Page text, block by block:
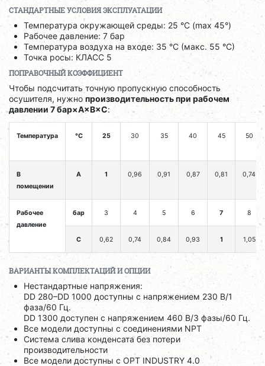
СТАНДАРТНЫЕ УСЛОВИЯ ЭКСПЛУАТАЦИИ
Температура окружающей среды: 25 °C (max 45°)
Рабочее давление: 7 бар
Температура воздуха на входе: 35 °C (макс. 55 °C)
Точка росы: КЛАСС 5
ПОПРАВОЧНЫЙ КОЭФФИЦИЕНТ
Чтобы подсчитать точную пропускную способность
осушителя, нужнопроизводительность при рабочем
давлении 7 бар×A×B×C:
Температура °C 25 30 35 40 45 50
В
помещении
A 1 0,96 0,91 0,87 0,81 0,74
Рабочее
давление
бар 3 4 5 6 7 8
C 0,62 0,74 0,84 0,93 1 1,05
ВАРИАНТЫ КОМПЛЕКТАЦИЙ И ОПЦИИ
Нестандартные напряжения:
DD 280–DD 1000 доступны с напряжением 230 В/1
фаза/60 Гц.
DD 1300 доступен с напряжением 460 В/3 фазы/60 Гц.
Все модели доступны с соединениями NPT
Система слива конденсата без потери
производительности
Все модели доступны с OPT INDUSTRY 4.0